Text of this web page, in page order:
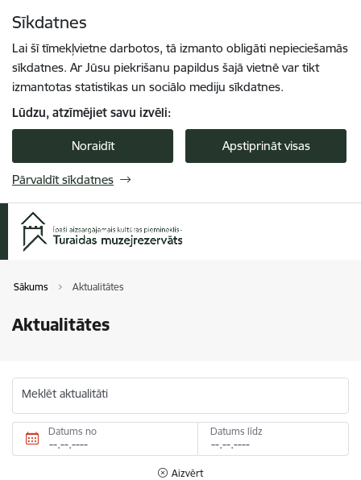
Sīkdatnes
Lai šī tīmekļvietne darbotos, tā izmanto obligāti nepieciešamās
sīkdatnes. Ar Jūsu piekrišanu papildus šajā vietnē var tikt
izmantotas statistikas un sociālo mediju sīkdatnes.
Lūdzu, atzīmējiet savu izvēli:
Noraidīt Apstiprināt visas
Pārvaldīt sīkdatnes
Sākums Aktualitātes
Aktualitātes
Meklēt aktualitāti
Datums no Datums līdz
Aizvērt